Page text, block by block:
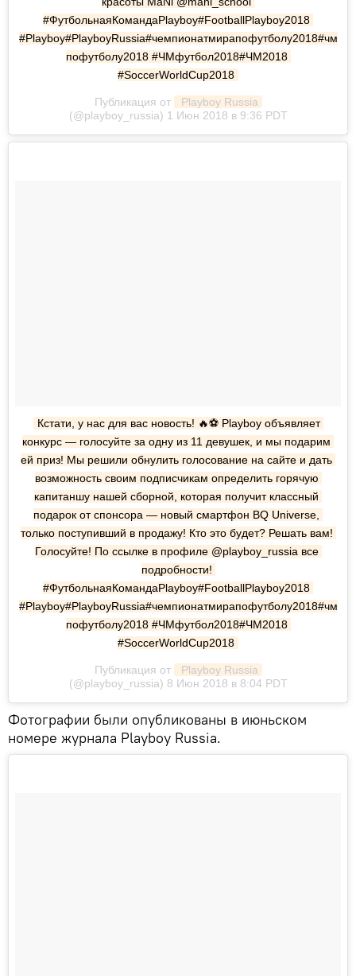
#ФутбольнаяКомандаPlayboy#FootballPlayboy2018
#Playboy#PlayboyRussia#чемпионатмирапофутболу2018#чм
пофутболу2018 #ЧМфутбол2018#ЧМ2018
#SoccerWorldCup2018
Публикация от
Playboy Russia
(@playboy_russia) 1 Июн 2018 в 9:36 PDT
Кстати, у нас для вас новость! 🔥⚽ Playboy объявляет
конкурс — голосуйте за одну из 11 девушек, и мы подарим
ей приз! Мы решили обнулить голосование на сайте и дать
возможность своим подписчикам определить горячую
капитаншу нашей сборной, которая получит классный
подарок от спонсора — новый смартфон BQ Universe,
только поступивший в продажу! Кто это будет? Решать вам!
Голосуйте! По ссылке в профиле @playboy_russia все
подробности!
#ФутбольнаяКомандаPlayboy#FootballPlayboy2018
#Playboy#PlayboyRussia#чемпионатмирапофутболу2018#чм
пофутболу2018 #ЧМфутбол2018#ЧМ2018
#SoccerWorldCup2018
Публикация от
Playboy Russia
(@playboy_russia) 8 Июн 2018 в 8:04 PDT
Фотографии были опубликованы в июньском
номере журнала Playboy Russia.